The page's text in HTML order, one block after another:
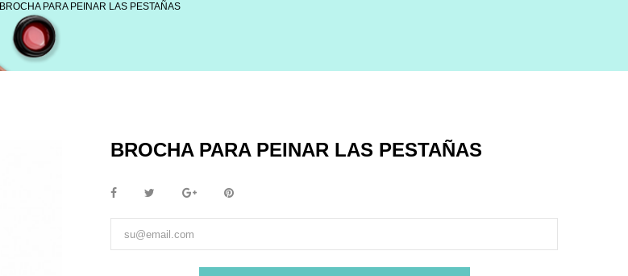
BROCHA PARA PEINAR LAS PESTAÑAS
BROCHA PARA PEINAR LAS PESTAÑAS